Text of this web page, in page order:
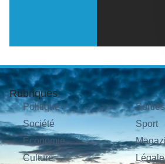
Rubriques
Politique
Société
Économie
Culture
Sorties
Sport